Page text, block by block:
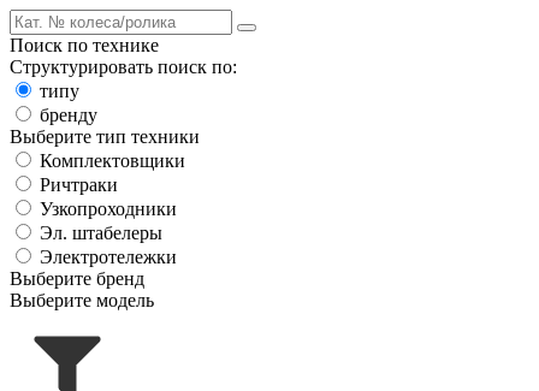
Поиск по технике
Структурировать поиск по:
типу
бренду
Выберите тип техники
Комплектовщики
Ричтраки
Узкопроходники
Эл. штабелеры
Электротележки
Выберите бренд
Выберите модель